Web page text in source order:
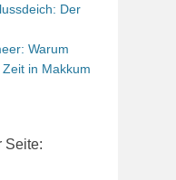
Der
Warum
in Makkum
Seite: